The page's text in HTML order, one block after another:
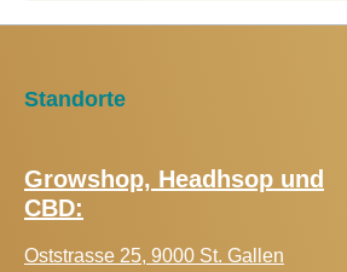
Standorte
Growshop, Headhsop und
CBD:
Oststrasse 25, 9000 St. Gallen